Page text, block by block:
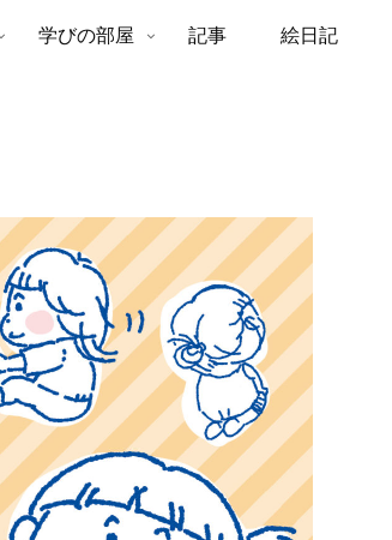
学びの部屋 記事 絵日記